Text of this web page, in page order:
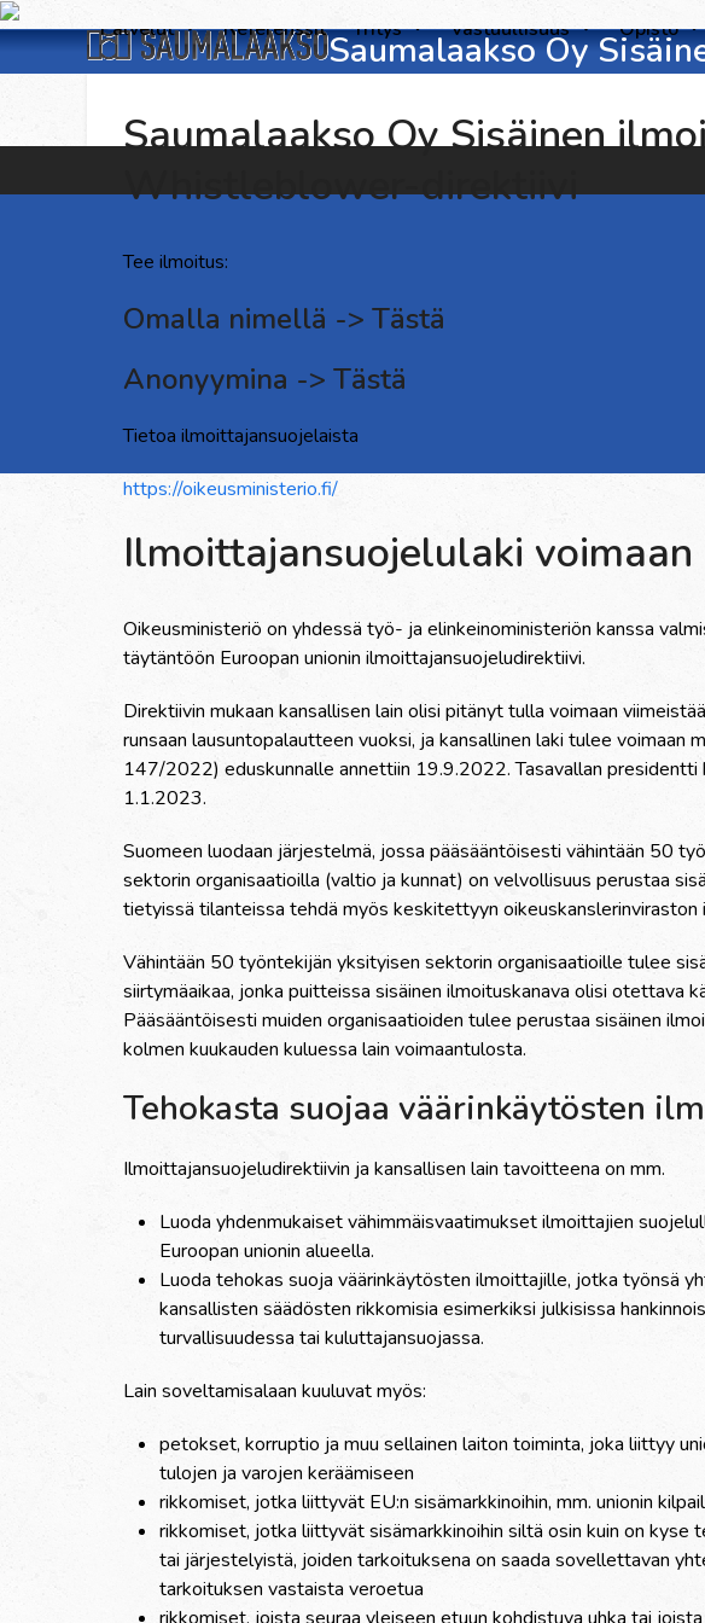
Skip
to
content
Palvelut Referenssit Yritys Vastuullisuus Opisto
Saumalaakso Oy
Saumalaakso Oy Sisäinen
Whistleblower-direktiivi
Tee ilmoitus:
Omalla nimellä -> Tästä
Anonyymina -> Tästä
Tietoa ilmoittajansuojelaista
https://oikeusministerio.fi/
Ilmoittajansuojelulaki voimaan
Oikeusministeriö on yhdessä työ- ja elinkeinoministeriön kanssa
täytäntöön Euroopan unionin ilmoittajansuojeludirektiivi.
Direktiivin mukaan kansallisen lain olisi pitänyt tulla voimaan
runsaan lausuntopalautteen vuoksi, ja kansallinen laki tulee voimaan
147/2022) eduskunnalle annettiin 19.9.2022. Tasavallan presidentti
1.1.2023.
Suomeen luodaan järjestelmä, jossa pääsääntöisesti vähintään 50
sektorin organisaatioilla (valtio ja kunnat) on velvollisuus perustaa
tietyissä tilanteissa tehdä myös keskitettyyn oikeuskanslerinviraston
Vähintään 50 työntekijän yksityisen sektorin organisaatioille tulee
siirtymäaikaa, jonka puitteissa sisäinen ilmoituskanava olisi otettava
Pääsääntöisesti muiden organisaatioiden tulee perustaa sisäinen
kolmen kuukauden kuluessa lain voimaantulosta.
Tehokasta suojaa väärinkäytösten
Ilmoittajansuojeludirektiivin ja kansallisen lain tavoitteena on mm.
Luoda yhdenmukaiset vähimmäisvaatimukset ilmoittajien
Euroopan unionin alueella.
Luoda tehokas suoja väärinkäytösten ilmoittajille, jotka työnsä
kansallisten säädösten rikkomisia esimerkiksi julkisissa
turvallisuudessa tai kuluttajansuojassa.
Lain soveltamisalaan kuuluvat myös:
petokset, korruptio ja muu sellainen laiton toiminta, joka liittyy
tulojen ja varojen keräämiseen
rikkomiset, jotka liittyvät EU:n sisämarkkinoihin, mm. unionin
rikkomiset, jotka liittyvät sisämarkkinoihin siltä osin kuin on kyse
tai järjestelyistä, joiden tarkoituksena on saada sovellettavan
tarkoituksen vastaista veroetua